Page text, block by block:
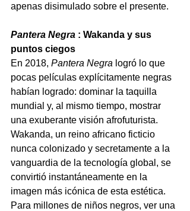
apenas disimulado sobre el presente.
Pantera Negra : Wakanda y sus
puntos ciegos
En 2018, Pantera Negra logró lo que
pocas películas explícitamente negras
habían logrado: dominar la taquilla
mundial y, al mismo tiempo, mostrar
una exuberante visión afrofuturista.
Wakanda, un reino africano ficticio
nunca colonizado y secretamente a la
vanguardia de la tecnología global, se
convirtió instantáneamente en la
imagen más icónica de esta estética.
Para millones de niños negros, ver una